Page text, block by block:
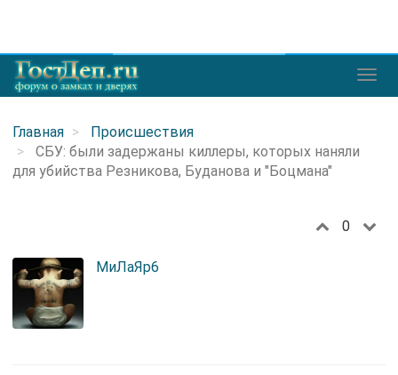
Главная
Происшествия
СБУ: были задержаны киллеры, которых наняли
для убийства Резникова, Буданова и "Боцмана"
0
МиЛаЯp6